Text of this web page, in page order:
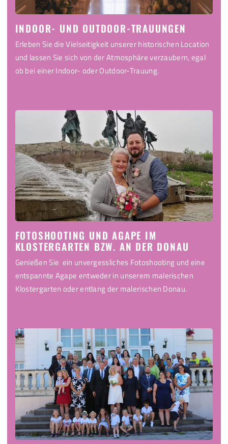
INDOOR- UND OUTDOOR-TRAUUNGEN
Erleben Sie die Vielseitigkeit unserer historischen Location
und lassen Sie sich von der Atmosphäre verzaubern, egal
ob bei einer Indoor- oder Outdoor-Trauung.
FOTOSHOOTING UND AGAPE IM
KLOSTERGARTEN BZW. AN DER DONAU
Genießen Sie ein unvergessliches Fotoshooting und eine
entspannte Agape entweder in unserem malerischen
Klostergarten oder entlang der malerischen Donau.